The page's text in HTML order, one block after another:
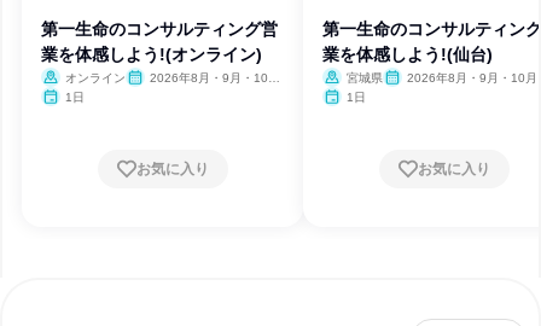
第一生命のコンサルティング営
業を体感しよう!(オンライン)
オンライン
2026年8月・9月・10
1日
お気に入り
第一生命のコンサルティン
業を体感しよう!(仙台)
宮城県
2026年8月・9月・10月
1日
お気に入り